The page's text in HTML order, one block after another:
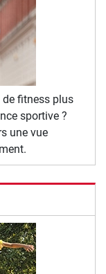
fitness plus
sportive ?
une vue